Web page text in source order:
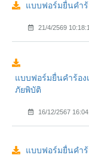
แบบฟอร์มยื่นคำ
21/4/2569
แบบฟอร์มยื่นคำร้อ
ภัยพิบัติ
16/12/2567
แบบฟอร์มยื่นคำ